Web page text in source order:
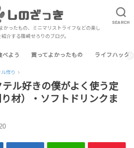
SEARCH
かったもの、ミニマリストライフなどの楽し
紹介する篠崎せろりのブログ。
べよう 買ってよかったもの ライフハック
作り
テル好きの僕がよく使う定
材）・ソフトドリンクま